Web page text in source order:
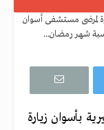
لمرضى مستشفى أسوان
شهر رمضان...
بأسوان زيارة